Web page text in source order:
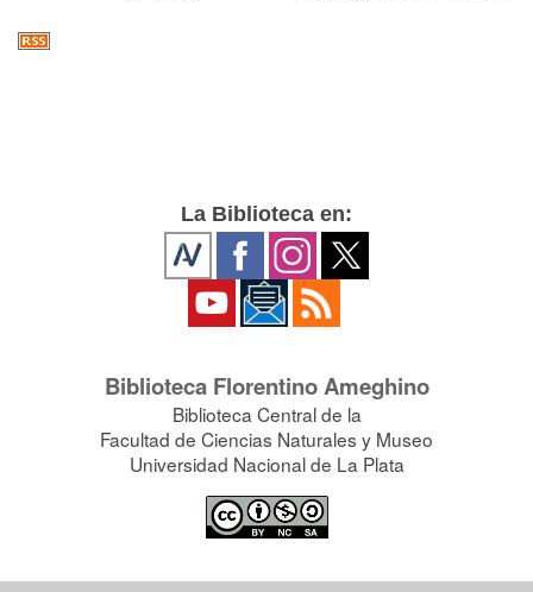
La Biblioteca en:
Biblioteca Florentino Ameghino
Biblioteca Central de la
Facultad de Ciencias Naturales y Museo
Universidad Nacional de La Plata